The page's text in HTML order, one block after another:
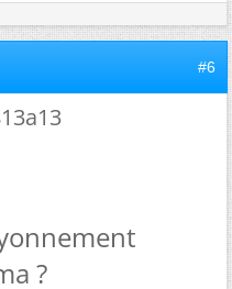
#6
?